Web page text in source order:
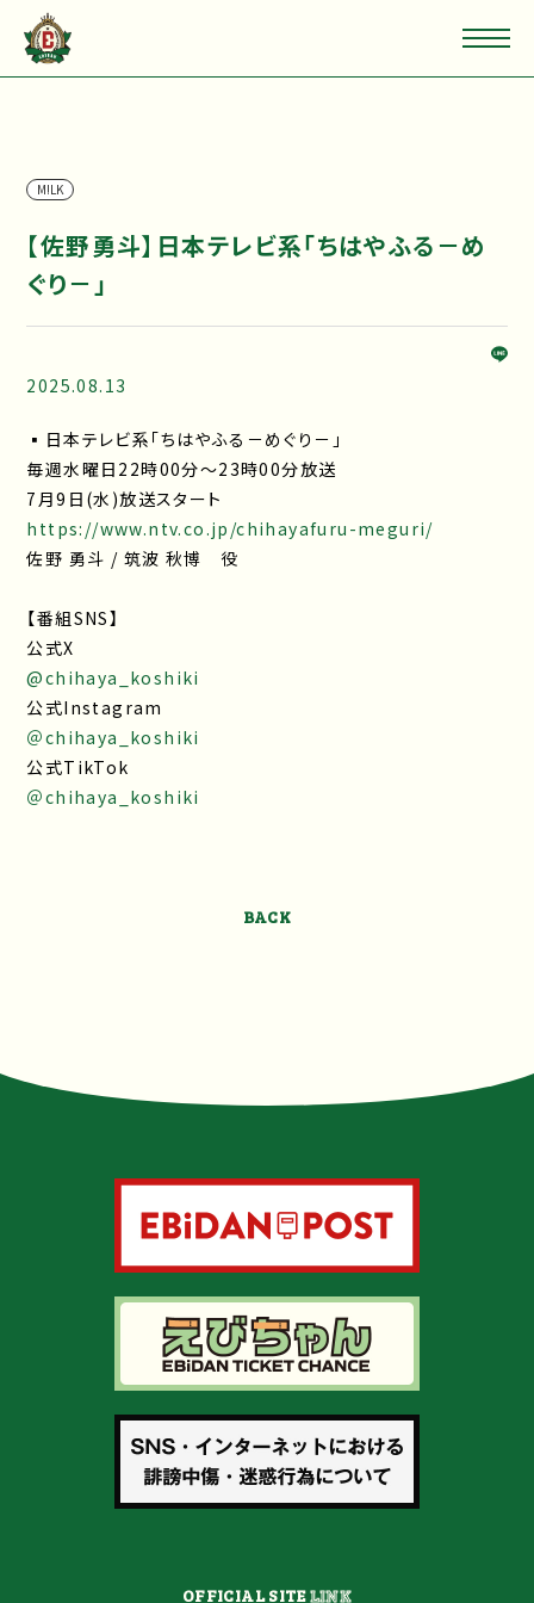
M!LK
【佐野勇斗】日本テレビ系「ちはやふる－め
ぐり－」
2025.08.13
▪日本テレビ系「ちはやふる－めぐり－」
毎週水曜日22時00分～23時00分放送
7月9日(水)放送スタート
https://www.ntv.co.jp/chihayafuru-meguri/
佐野 勇斗 / 筑波 秋博 役
【番組SNS】
公式X
@chihaya_koshiki
公式Instagram
＠chihaya_koshiki
公式TikTok
＠chihaya_koshiki
BACK
OFFICIAL SITELINK